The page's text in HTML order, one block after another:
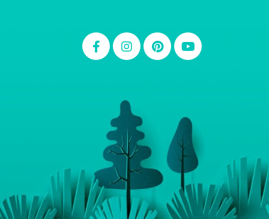
Carla Eschberger
Carol Pessoa
Ju Mirthes